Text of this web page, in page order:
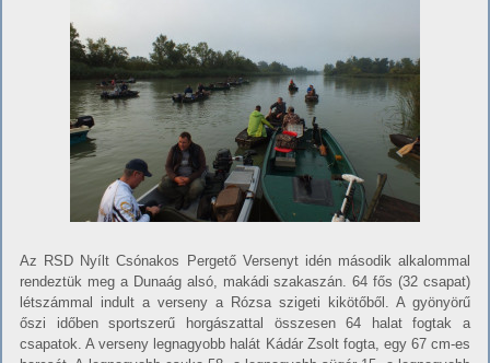
Az RSD Nyílt Csónakos Pergető Versenyt idén második alkalommal
rendeztük meg a Dunaág alsó, makádi szakaszán. 64 fős (32 csapat)
létszámmal indult a verseny a Rózsa szigeti kikötőből. A gyönyörű
őszi időben sportszerű horgászattal összesen 64 halat fogtak a
csapatok. A verseny legnagyobb halát Kádár Zsolt fogta, egy 67 cm-es